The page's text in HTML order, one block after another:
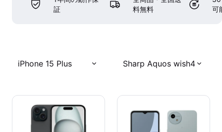
証
料無料
可
iPhone 15 Plus Sharp Aquos wish4